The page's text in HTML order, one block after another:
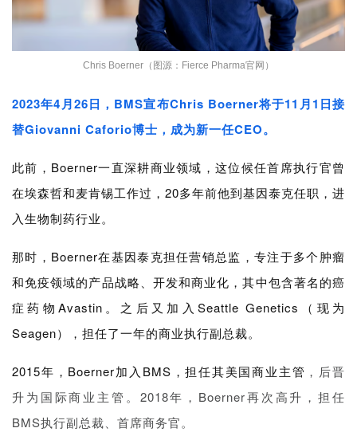
首
药
资
讯
视
频
专
区
Chris Boerner （图源：Fierce Pharma官网）
2023年4月26日， BMS宣布Chris Boerner将于11月1日接
替Giovanni Caforio博士， 成为新一任CEO。
此前，Boerner一直深耕商业领域，这位候任首席执行官曾
在埃森哲和麦肯锡工作过，20多年前他到基因泰克任职，进
入生物制药行业。
那时，Boerner在基因泰克担任营销总监，专注于多个肿瘤
和免疫领域的产品战略、开发和商业化，其中包含著名的癌
症药物Avastin。之后又加入Seattle Genetics（现为
Seagen），担任了一年的商业执行副总裁。
2015年，Boerner加入BMS，担任其美国商业主管 ，后晋
升为国际商业主管。 2018年，Boerner再次高升，担任
BMS执行副总裁、首席商务官。